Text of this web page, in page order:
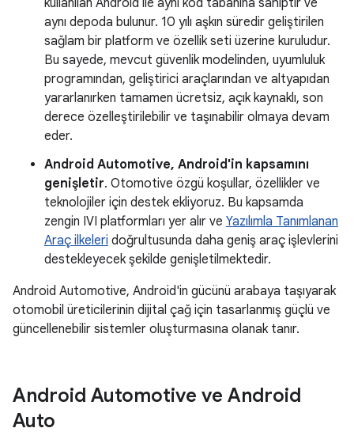
kullanılan Android ile aynı kod tabanına sahiptir ve
aynı depoda bulunur. 10 yılı aşkın süredir geliştirilen
sağlam bir platform ve özellik seti üzerine kuruludur.
Bu sayede, mevcut güvenlik modelinden, uyumluluk
programından, geliştirici araçlarından ve altyapıdan
yararlanırken tamamen ücretsiz, açık kaynaklı, son
derece özelleştirilebilir ve taşınabilir olmaya devam
eder.
Android Automotive, Android'in kapsamını
genişletir. Otomotive özgü koşullar, özellikler ve
teknolojiler için destek ekliyoruz. Bu kapsamda
zengin IVI platformları yer alır ve Yazılımla Tanımlanan
Araç ilkeleri doğrultusunda daha geniş araç işlevlerini
destekleyecek şekilde genişletilmektedir.
Android Automotive, Android'in gücünü arabaya taşıyarak
otomobil üreticilerinin dijital çağ için tasarlanmış güçlü ve
güncellenebilir sistemler oluşturmasına olanak tanır.
Android Automotive ve Android
Auto